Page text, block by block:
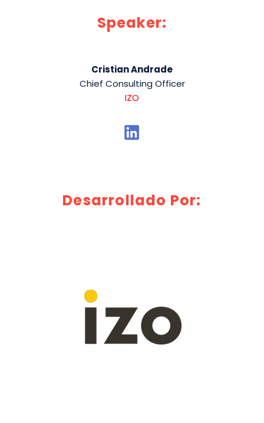
Speaker:
Cristian Andrade
Chief Consulting Officer
IZO
Desarrollado Por: